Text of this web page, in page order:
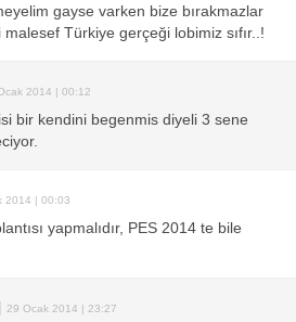
gayse varken bize bırakmazlar
Türkiye gerçeği lobimiz sıfır..!
2014 | 00:12
bir kendini begenmis diyeli 3 sene
2014 | 00:03
yapmalıdır, PES 2014 te bile
| 29 Ocak 2014 | 23:27